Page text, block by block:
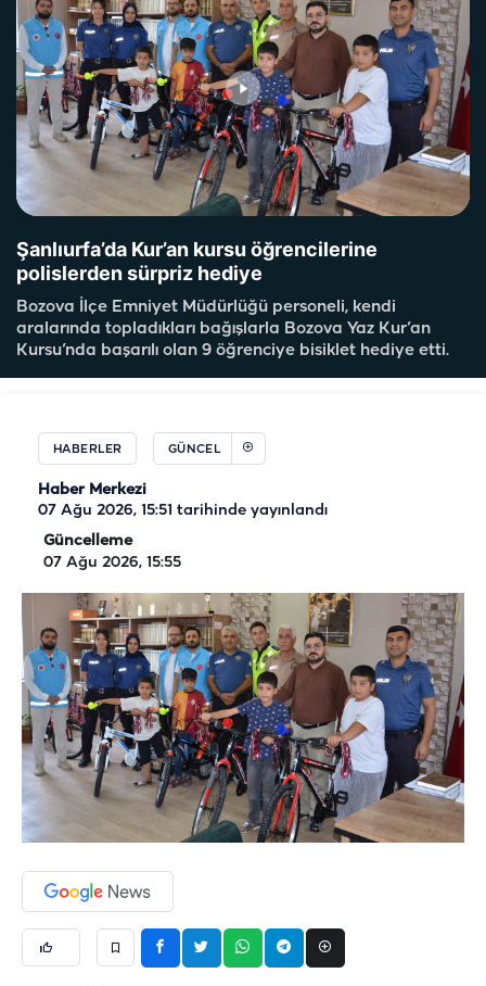
Şanlıurfa’da Kur’an kursu öğrencilerine
polislerden sürpriz hediye
Bozova İlçe Emniyet Müdürlüğü personeli, kendi
aralarında topladıkları bağışlarla Bozova Yaz Kur’an
Kursu’nda başarılı olan 9 öğrenciye bisiklet hediye etti.
HABERLER GÜNCEL
Haber Merkezi
07 Ağu 2026, 15:51 tarihinde yayınlandı
Güncelleme
07 Ağu 2026, 15:55